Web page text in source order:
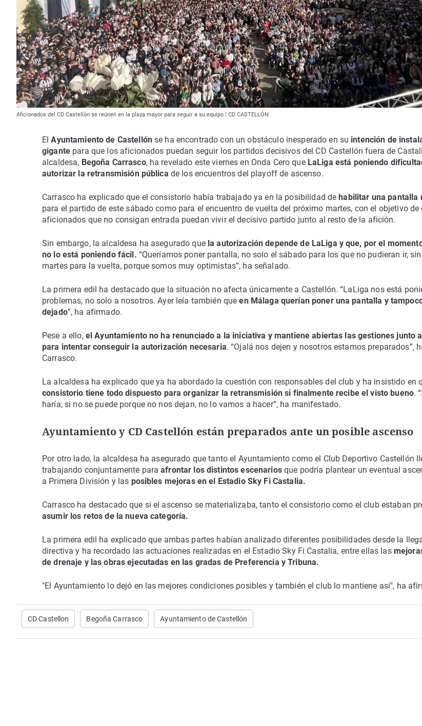
Aficionados del CD Castellón se reúnen en la plaza mayor para seguir a su equipo | CD CASTELLÓN
ElAyuntamiento de Castellónse ha encontrado con un obstáculo inesperado en su intención de
gigante para que los aficionados puedan seguir los partidos decisivos del CD Castellón fuera de
alcaldesa, Begoña Carrasco, ha revelado este viernes en Onda Cero queLaLiga está poniendo
autorizar la retransmisión pública de los encuentros del playoff de ascenso.
Carrasco ha explicado que el consistorio había trabajado ya en la posibilidad de habilitar una pantalla
para el partido de este sábado como para el encuentro de vuelta del próximo martes, con el objetivo de
aficionados que no consigan entrada puedan vivir el decisivo partido junto al resto de la afición.
Sin embargo, la alcaldesa ha asegurado que la autorización depende de LaLiga y que, por el
no lo está poniendo fácil. “Queríamos poner pantalla, no solo el sábado para los que no pudieran ir,
martes para la vuelta, porque somos muy optimistas”, ha señalado.
La primera edil ha destacado que la situación no afecta únicamente a Castellón. “LaLiga nos está
problemas, no solo a nosotros. Ayer leía también queen Málaga querían poner una pantalla y
dejado”, ha afirmado.
Pese a ello, el Ayuntamiento no ha renunciado a la iniciativa y mantiene abiertas las gestiones junto
para intentar conseguir la autorización necesaria. “Ojalá nos dejen y nosotros estamos preparados”,
Carrasco.
La alcaldesa ha explicado que ya ha abordado la cuestión con responsables del club y ha insistido en
consistorio tiene todo dispuesto para organizar la retransmisión si finalmente recibe el visto bueno.
haría; si no se puede porque no nos dejan, no lo vamos a hacer”, ha manifestado.
Ayuntamiento y CD Castellón están preparados ante un posible ascenso
Por otro lado, la alcaldesa ha asegurado que tanto el Ayuntamiento como el Club Deportivo Castellón
trabajando conjuntamente paraafrontar los distintos escenariosque podría plantear un eventual
a Primera División y las posibles mejoras en el Estadio Sky Fi Castalia.
Carrasco ha destacado que si el ascenso se materializaba, tanto el consistorio como el club estaban
asumir los retos de la nueva categoría.
La primera edil ha explicado que ambas partes habían analizado diferentes posibilidades desde la
directiva y ha recordado las actuaciones realizadas en el Estadio Sky Fi Castalia, entre ellas las
de drenaje y las obras ejecutadas en las gradas de Preferencia y Tribuna.
"El Ayuntamiento lo dejó en las mejores condiciones posibles y también el club lo mantiene así", ha
CD Castellon Begoña Carrasco Ayuntamiento de Castellón